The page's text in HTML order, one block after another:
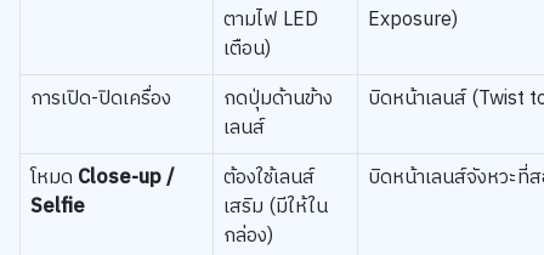
ตามไฟ LED
เตือน)
Exposure)
การเปิด-ปิดเครื่อง
กดปุ่มด้านข้าง
เลนส์
บิดหน้าเลนส์ (Twist
โหมด Close-up /
Selfie
ต้องใช้เลนส์
เสริม (มีให้ใน
กล่อง)
บิดหน้าเลนส์จังหวะที่